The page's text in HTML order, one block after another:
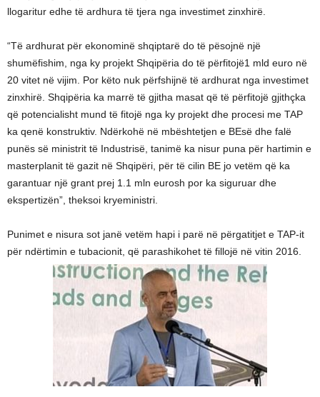
llogaritur edhe të ardhura të tjera nga investimet zinxhirë.
“Të ardhurat për ekonominë shqiptarë do të pësojnë një
shumëfishim, nga ky projekt Shqipëria do të përfitojë1 mld euro në
20 vitet në vijim. Por këto nuk përfshijnë të ardhurat nga investimet
zinxhirë. Shqipëria ka marrë të gjitha masat që të përfitojë gjithçka
që potencialisht mund të fitojë nga ky projekt dhe procesi me TAP
ka qenë konstruktiv. Ndërkohë në mbështetjen e BE­së dhe falë
punës së ministrit të Industrisë, tanimë ka nisur puna për hartimin e
master­planit të gazit në Shqipëri, për të cilin BE jo vetëm që ka
garantuar një grant prej 1.1 mln eurosh por ka siguruar dhe
ekspertizën”, theksoi kryeministri.
Punimet e nisura sot janë vetëm hapi i parë në përgatitjet e TAP­-it
për ndërtimin e tubacionit, që parashikohet të fillojë në vitin 2016.